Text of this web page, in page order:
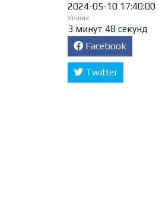
2024-05-10 17:40:00
Унших
3 минут 48 секунд
Facebook
Twitter